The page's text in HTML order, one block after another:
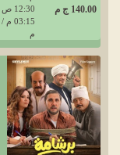
140.00 ج م
م